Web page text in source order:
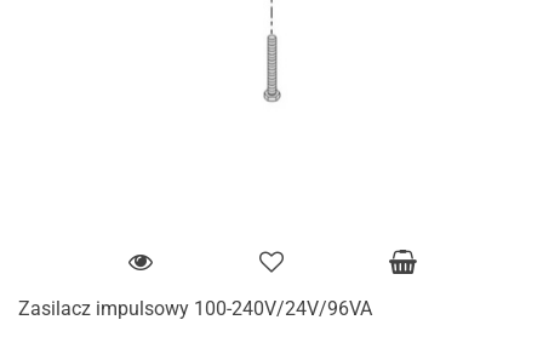
Zasilacz impulsowy 100-240V/24V/96VA